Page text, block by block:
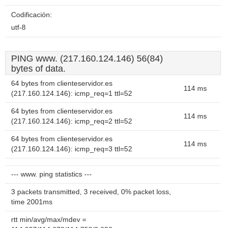
Codificación:
utf-8
PING www. (217.160.124.146) 56(84)
bytes of data.
64 bytes from clienteservidor.es
(217.160.124.146): icmp_req=1 ttl=52
114 ms
64 bytes from clienteservidor.es
(217.160.124.146): icmp_req=2 ttl=52
114 ms
64 bytes from clienteservidor.es
(217.160.124.146): icmp_req=3 ttl=52
114 ms
--- www. ping statistics ---
3 packets transmitted, 3 received, 0% packet loss,
time 2001ms
rtt min/avg/max/mdev =